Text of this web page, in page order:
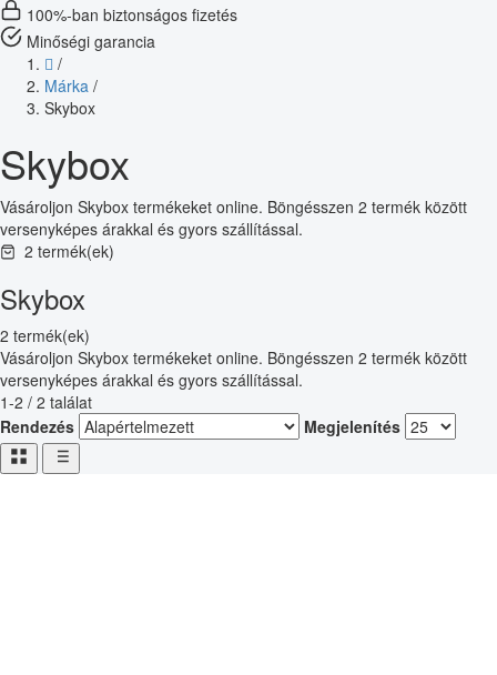
100%-ban biztonságos fizetés
Minőségi garancia
/
Márka /
Skybox
Skybox
Vásároljon Skybox termékeket online. Böngésszen 2 termék között
versenyképes árakkal és gyors szállítással.
2 termék(ek)
Skybox
2 termék(ek)
Vásároljon Skybox termékeket online. Böngésszen 2 termék között
versenyképes árakkal és gyors szállítással.
1-2 / 2 találat
Rendezés
Megjelenítés